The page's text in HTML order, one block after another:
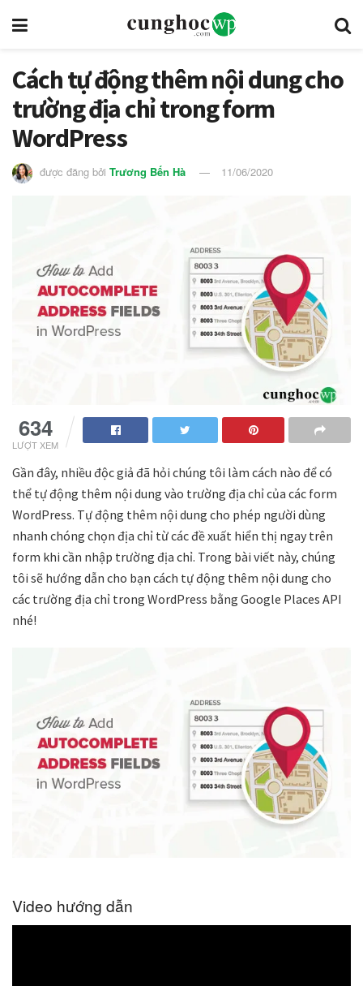
Cách tự động thêm nội dung cho
trường địa chỉ trong form
WordPress
được đăng bởi Trương Bến Hà 11/06/2020
634
LƯỢT XEM
Gần đây, nhiều độc giả đã hỏi chúng tôi làm cách nào để có
thể tự động thêm nội dung vào trường địa chỉ của các form
WordPress. Tự động thêm nội dung cho phép người dùng
nhanh chóng chọn địa chỉ từ các đề xuất hiển thị ngay trên
form khi cần nhập trường địa chỉ. Trong bài viết này, chúng
tôi sẽ hướng dẫn cho bạn cách tự động thêm nội dung cho
các trường địa chỉ trong WordPress bằng Google Places API
nhé!
Video hướng dẫn